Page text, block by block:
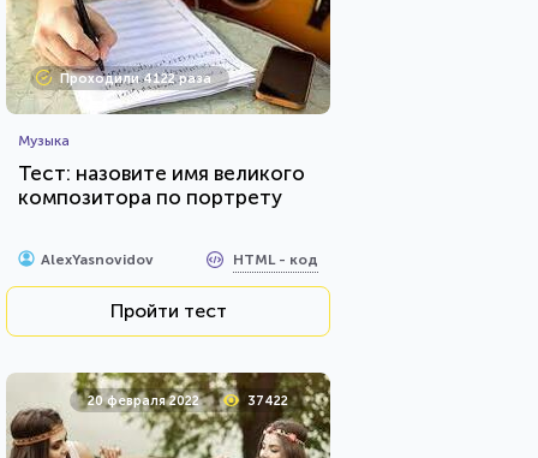
Проходили 4122 раза
Музыка
Тест: назовите имя великого
композитора по портрету
AlexYasnovidov HTML - код
Пройти тест
20 февраля 2022 37422